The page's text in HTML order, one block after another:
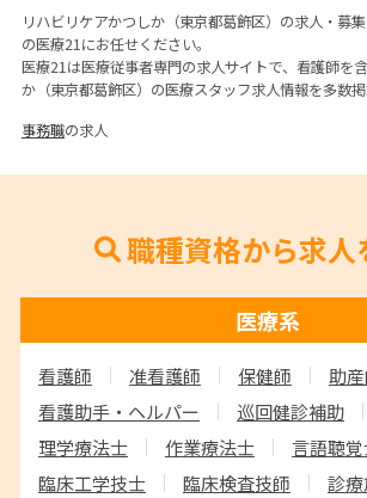
リハビリケアかつしか（東京都葛飾区）の求人・募
の医療21にお任せください。
医療21は医療従事者専門の求人サイトで、看護師を
か（東京都葛飾区）の医療スタッフ求人情報を多数掲
事務職の求人
職種資格から求人
医療系
看護師 准看護師 保健師
助
看護助手・ヘルパー
巡回健診補助
理学療法士
作業療法士
言語聴
臨床工学技士
臨床検査技師
診